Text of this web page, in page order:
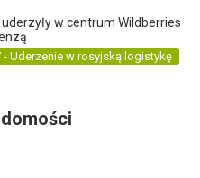
uderzyły w centrum Wildberries
- Uderzenie w rosyjską logistykę